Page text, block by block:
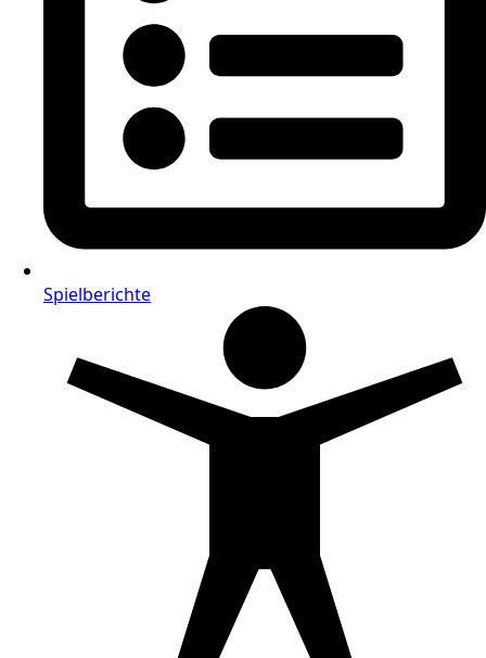
Spielberichte